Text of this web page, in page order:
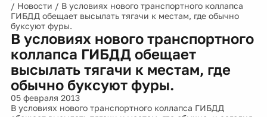
/ Новости / В условиях нового транспортного коллапса
ГИБДД обещает высылать тягачи к местам, где обычно
буксуют фуры.
В условиях нового транспортного
коллапса ГИБДД обещает
высылать тягачи к местам, где
обычно буксуют фуры.
05 февраля 2013
В условиях нового транспортного коллапса ГИБДД